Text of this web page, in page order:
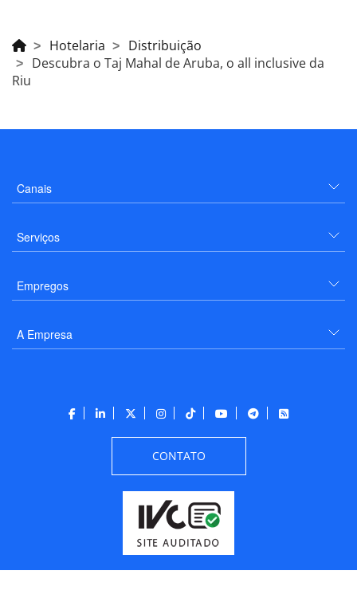
Hotelaria
Distribuição
Descubra o Taj Mahal de Aruba, o all inclusive da
Riu
Canais
Serviços
Empregos
A Empresa
CONTATO